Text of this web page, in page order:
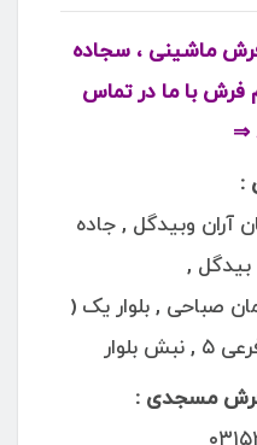
ماشینی ، سجاده
فرش با ما در تماس
⇒
:
آران وبیدگل , جاده
بیدگل ,
صباحی , بلوار یک (
بلوار
فرش مسجدی :